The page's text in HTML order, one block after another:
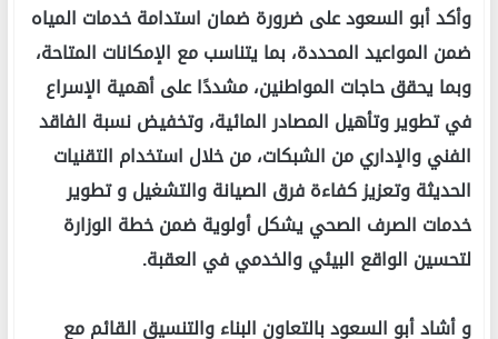
وأكد أبو السعود على ضرورة ضمان استدامة خدمات المياه
ضمن المواعيد المحددة، بما يتناسب مع الإمكانات المتاحة،
وبما يحقق حاجات المواطنين، مشددًا على أهمية الإسراع
في تطوير وتأهيل المصادر المائية، وتخفيض نسبة الفاقد
الفني والإداري من الشبكات، من خلال استخدام التقنيات
الحديثة وتعزيز كفاءة فرق الصيانة والتشغيل و تطوير
خدمات الصرف الصحي يشكل أولوية ضمن خطة الوزارة
لتحسين الواقع البيئي والخدمي في العقبة.
و أشاد أبو السعود بالتعاون البناء والتنسيق القائم مع